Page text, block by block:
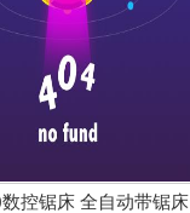
数控锯床 全自动带锯床